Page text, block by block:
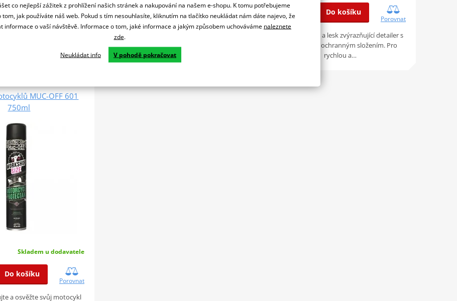
Do košíku
Porovnat
Do košíku
Porovnat
prostředek.Miracle Shine je špičková
leštěnka a ochranný…
Do košíku
Porovnat
Vysoce účinný a lesk zvýrazňující detailer s
inovativním ochranným složením. Pro
rychlou a…
MUC-OFF 601
750ml
Skladem u dodavatele
Do košíku
Porovnat
a osvěžte svůj motocykl
co nejlepší zážitek z prohlížení našich stránek a nakupování na našem e-shopu. K tomu potřebujeme
jak používáte náš web. Pokud s tím nesouhlasíte, kliknutím na tlačítko neukládat nám dáte najevo, že
informace o vaší návštěvě. Informace o tom, jaké informace a jakým způsobem uchováváme naleznete
zde.
Neukládat info V pohodě pokračovat